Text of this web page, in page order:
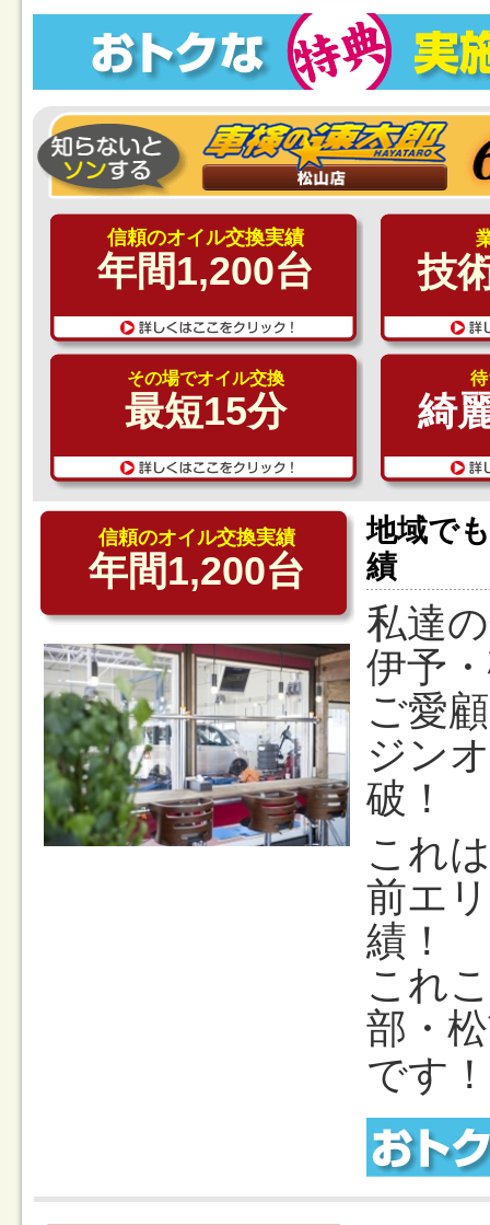
信頼のオイル交換実績
年間1,200台 技
その場でオイル交換
最短15分 綺
信頼のオイル交換実績
年間1,200台
地域で
績
私達
伊予
ご愛
ジン
破！
これ
前エ
績！
これ
部・
です！